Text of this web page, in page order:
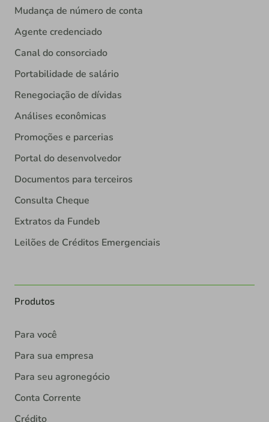
Mudança de número de conta
Agente credenciado
Canal do consorciado
Portabilidade de salário
Renegociação de dívidas
Análises econômicas
Promoções e parcerias
Portal do desenvolvedor
Documentos para terceiros
Consulta Cheque
Extratos da Fundeb
Leilões de Créditos Emergenciais
Produtos
Para você
Para sua empresa
Para seu agronegócio
Conta Corrente
Crédito